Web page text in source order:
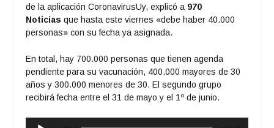
de la aplicación CoronavirusUy, explicó a 970
Noticiasque hasta este viernes «debe haber 40.000
personas» con su fecha ya asignada.
En total, hay 700.000 personas que tienen agenda
pendiente para su vacunación, 400.000 mayores de 30
años y 300.000 menores de 30. El segundo grupo
recibirá fecha entre el 31 de mayo y el 1º de junio.
Reproductor